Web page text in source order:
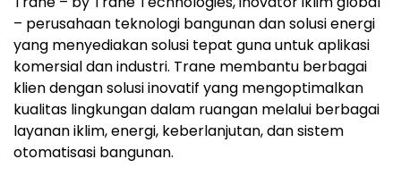
– perusahaan teknologi bangunan dan solusi energi
yang menyediakan solusi tepat guna untuk aplikasi
komersial dan industri. Trane membantu berbagai
klien dengan solusi inovatif yang mengoptimalkan
kualitas lingkungan dalam ruangan melalui berbagai
layanan iklim, energi, keberlanjutan, dan sistem
otomatisasi bangunan.